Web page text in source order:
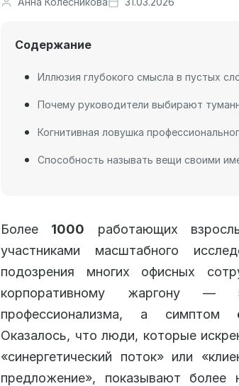
Содержание
Иллюзия глубокого смысла в пустых
Почему руководители выбирают
Когнитивная ловушка
Способность называть вещи своими
Более 1000 работающих
участниками масштабного
подозрения многих офисных
корпоративному жаргону —
профессионализма, а симптом
Оказалось, что люди, которые
«синергетический поток» или
предложение», показывают более